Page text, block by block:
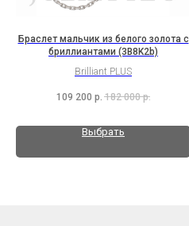
Браслет мальчик из белого золота с
бриллиантами (3B8K2b)
Brilliant PLUS
109 200 р. 182 000 р.
Выбрать